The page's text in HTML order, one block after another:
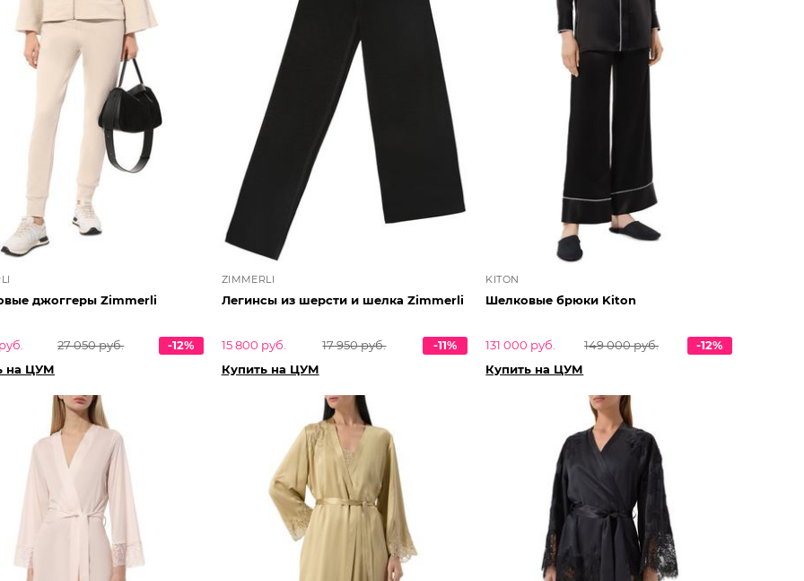
джоггеры Zimmerli
27 050 руб.
-12%
на ЦУМ
ZIMMERLI
Легинсы из шерсти и шелка Zimmerli
15 800 руб. 17 950 руб.
-11%
Купить на ЦУМ
KITON
Шелковые брюки Kiton
131 000 руб. 149 000 руб.
-12%
Купить на ЦУМ